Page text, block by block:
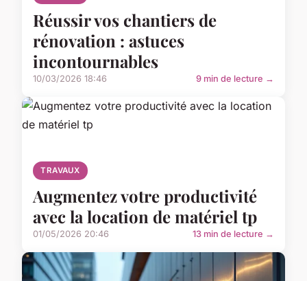
Réussir vos chantiers de
rénovation : astuces
incontournables
10/03/2026 18:46 9 min de lecture →
TRAVAUX
Augmentez votre productivité
avec la location de matériel tp
01/05/2026 20:46 13 min de lecture →